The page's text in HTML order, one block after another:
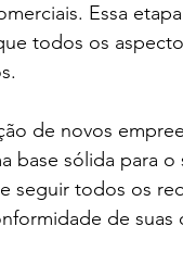
Essa
todos os
de novos
base sólida para
seguir todos os
de